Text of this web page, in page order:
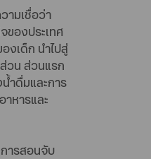
ามเชื่อว่า
ของประเทศ
งเด็ก นำไปสู่
วน ส่วนแรก
ำดื่มและการ
หารและ
ารสอนจับ